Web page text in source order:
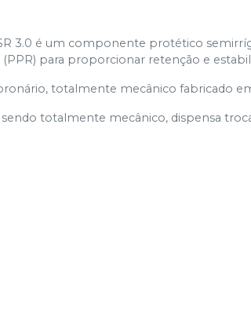
3.0 é um componente protético
(PPR) para proporcionar retenção e
totalmente mecânico fabricado
totalmente mecânico, dispensa